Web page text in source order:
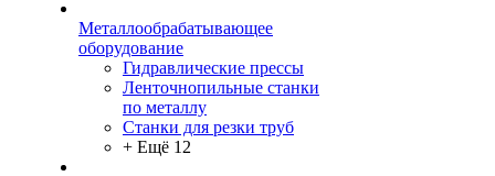
Металлообрабатывающее
оборудование
Гидравлические прессы
Ленточнопильные станки
по металлу
Станки для резки труб
+ Ещё 12